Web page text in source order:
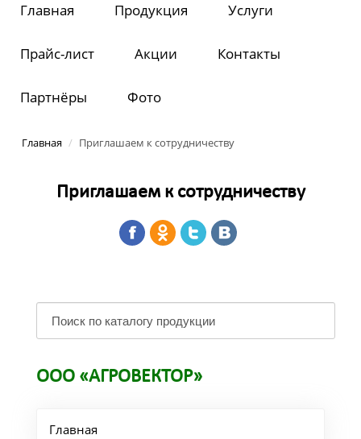
Главная Продукция Услуги
Прайс-лист Акции Контакты
Партнёры Фото
Главная / Приглашаем к сотрудничеству
Приглашаем к сотрудничеству
ООО «АГРОВЕКТОР»
Главная